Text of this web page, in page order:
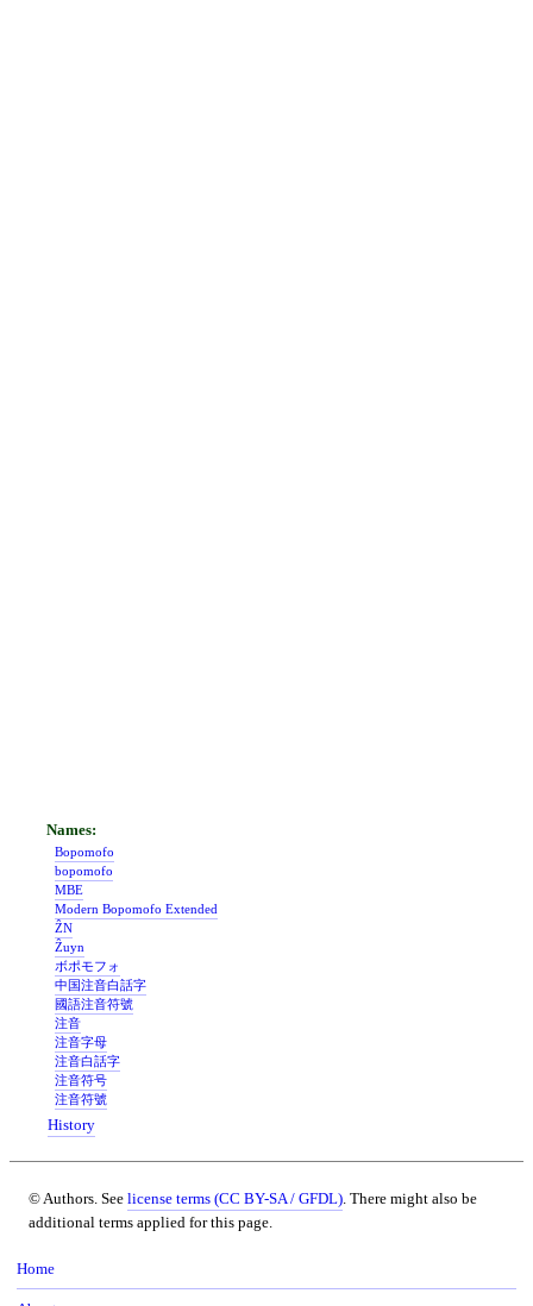
Bopomofo
bopomofo
MBE
Modern Bopomofo Extended
ẐN
Ẑuyn
ボポモフォ
中国注音白話字
國語注音符號
注音
注音字母
注音白話字
注音符号
注音符號
History
© Authors. See license terms (CC BY-SA / GFDL). There might also be
additional terms applied for this page.
Home